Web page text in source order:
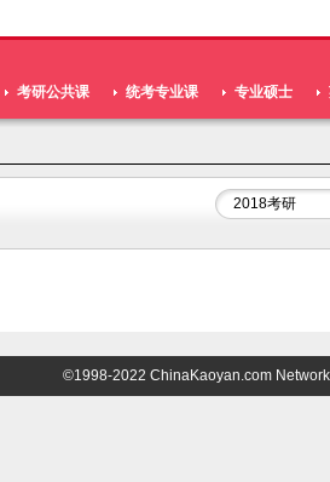
考研公共课 统考专业课 专业硕士
©1998-2022 ChinaKaoyan.com